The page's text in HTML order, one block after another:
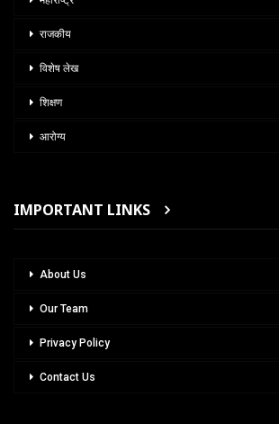
राजकीय
विशेष लेख
शिक्षण
आरोग्य
IMPORTANT LINKS
About Us
Our Team
Privacy Policy
Contact Us